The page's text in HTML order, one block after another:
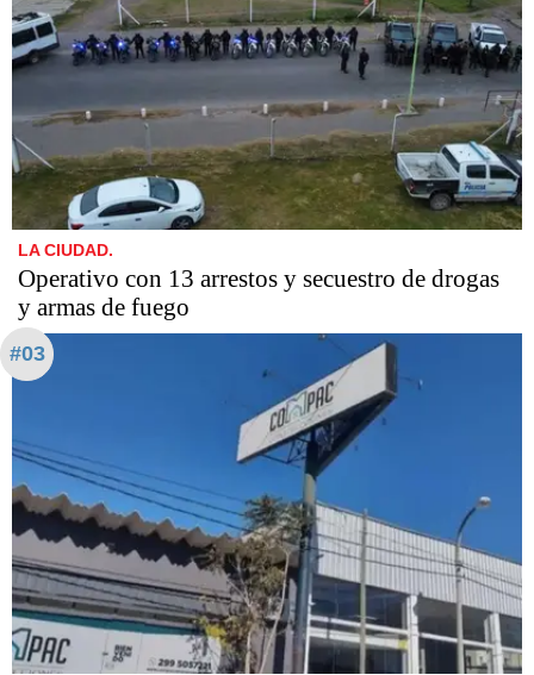
LA CIUDAD.
Operativo con 13 arrestos y secuestro de drogas
y armas de fuego
#03